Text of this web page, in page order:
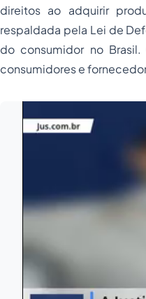
direitos ao adquirir
respaldada pela Lei de
do consumidor no
consumidores e